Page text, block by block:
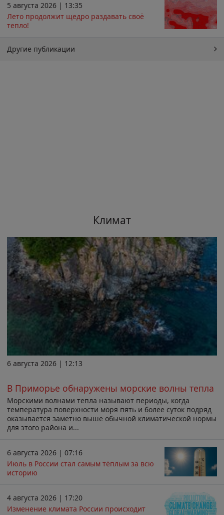
5 августа 2026 | 13:35
Лето продолжит щедро раздавать своё
тепло!
Другие публикации
Климат
6 августа 2026 | 12:13
В Приморье обнаружены морские волны тепла
Морскими волнами тепла называют периоды, когда
температура поверхности моря пять и более суток подряд
оказывается заметно выше обычной климатической нормы
для этого района и...
6 августа 2026 | 07:16
Июль в России стал самым тёплым за всю
историю
4 августа 2026 | 17:20
Изменение климата России происходит